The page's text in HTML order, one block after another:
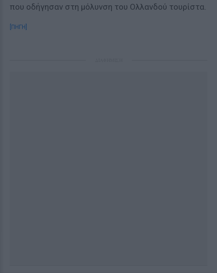
που οδήγησαν στη μόλυνση του Ολλανδού τουρίστα.
[ΠΗΓΗ]